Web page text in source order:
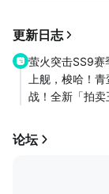
“爽”字做玩法上
高的出金率、有
松上手，又能深
戏不应是压力的
于3月37日正式
兵器激爽械斗、
接全系战备升级
征程！ 无论迈
戏”，各位对游
更新日志
萤火突击SS9赛
上舰，梭哈！
战！全新「拍
论坛